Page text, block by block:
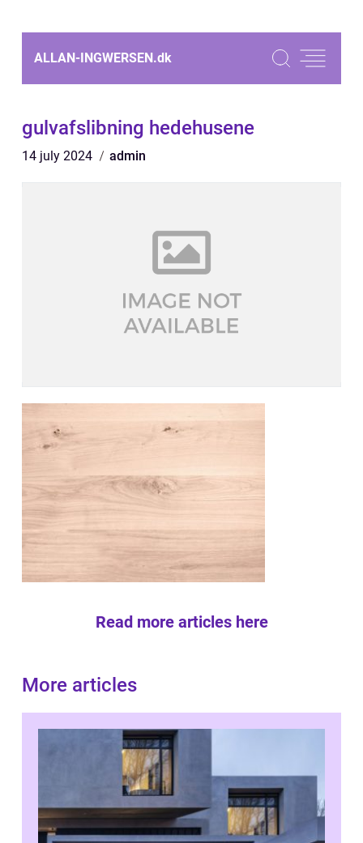
ALLAN-INGWERSEN.dk
gulvafslibning hedehusene
14 july 2024 admin
Read more articles here
More articles